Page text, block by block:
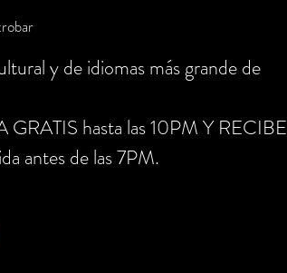
y de idiomas más grande de
hasta las 10PM Y RECIBE
antes de las 7PM.